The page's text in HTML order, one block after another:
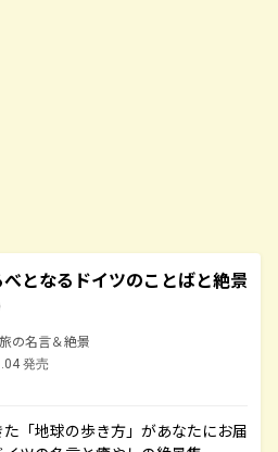
となるドイツのことばと絶景
の名言＆絶景
発売
「地球の歩き方」があなたにお届